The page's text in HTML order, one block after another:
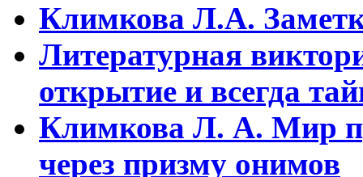
Климкова Л.А.
Литературная
открытие и всегда
Климкова Л. А. Мир
через призму онимов